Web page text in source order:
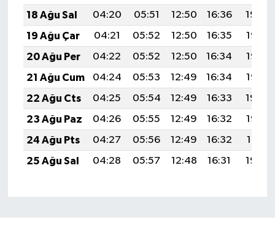
18 Ağu Sal
04:20 05:51 12:50 16:36
19:40
19 Ağu Çar
04:21 05:52 12:50 16:35
19:38
20 Ağu Per
04:22 05:52 12:50 16:34
19:37
21 Ağu Cum
04:24 05:53 12:49 16:34
19:36
22 Ağu Cts
04:25 05:54 12:49 16:33
19:34
23 Ağu Paz
04:26 05:55 12:49 16:32
19:33
24 Ağu Pts
04:27 05:56 12:49 16:32
19:31
25 Ağu Sal
04:28 05:57 12:48 16:31 19:30